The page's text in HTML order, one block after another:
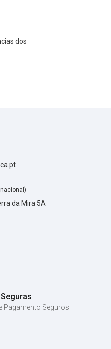
dos
da Mira 5A
Pagamento Seguros